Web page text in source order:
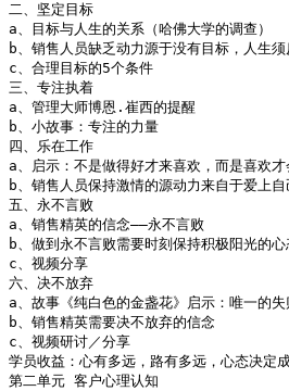
二、坚定目标
a、目标与人生的关系（哈佛大学的调查）
b、销售人员缺乏动力源于没有目标，人生
c、合理目标的5个条件
三、专注执着
a、管理大师博恩.崔西的提醒
b、小故事：专注的力量
四、乐在工作
a、启示：不是做得好才来喜欢，而是喜欢
b、销售人员保持激情的源动力来自于爱上
五、永不言败
a、销售精英的信念——永不言败
b、做到永不言败需要时刻保持积极阳光的心
c、视频分享
六、决不放弃
a、故事《纯白色的金盏花》启示：唯一的
b、销售精英需要决不放弃的信念
c、视频研讨／分享
学员收益：心有多远，路有多远，心态决定
第二单元 客户心理认知